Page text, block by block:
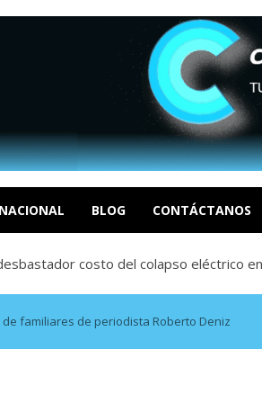
BLOG CONTÁCTANOS
apagones y promesas incumplidas...
de derechos humanos en el
un mercado impulsado por el auge de...
costo del colapso eléctrico
Por Dayana Cristina Duzoglou L.
apagones y promesas incumplidas...
de derechos humanos en el Minister...
un mercado impulsado por el auge
costo del colapso eléctrico en...
familiares de periodista Roberto Deniz